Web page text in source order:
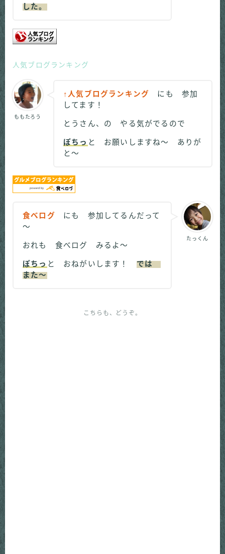
した。
人気ブログランキング
ももたろう
↑人気ブログランキング
にも 参加
してます！
とうさん、の やる気がでるので
ぽちっ と お願いしますね～ ありが
と～
たっくん
食べログ
にも 参加してるんだって
～
おれも 食べログ みるよ～
ぽちっ と おねがいします！ では
また～
こちらも、どうぞ。